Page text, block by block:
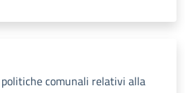
comunali relativi alla